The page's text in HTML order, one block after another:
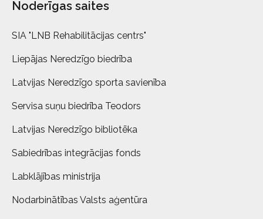
Noderīgas saites
SIA "LNB Rehabilitācijas centrs"
Liepājas Neredzīgo biedrība
Latvijas Neredzīgo sporta savienība
Servisa suņu biedrība Teodors
Latvijas Neredzīgo bibliotēka
Sabiedrības integrācijas fonds
Labklājības ministrija
Nodarbinātības Valsts aģentūra